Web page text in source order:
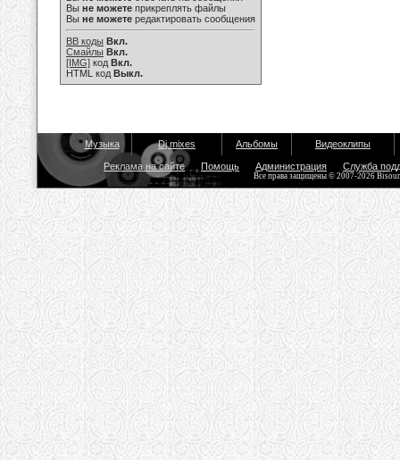
Вы не можете прикреплять файлы
Вы не можете редактировать сообщения
BB коды Вкл.
Смайлы Вкл.
[IMG] код Вкл.
HTML код Выкл.
Музыка Dj mixes Альбомы Видеоклипы
Реклама на сайте Помощь Администрация Служба
Все права защищены © 2007-2026